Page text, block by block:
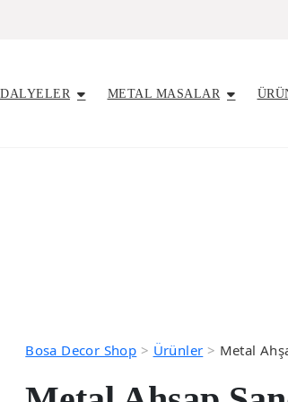
METAL MASALAR
Bosa Decor Shop > Ürünler > Metal